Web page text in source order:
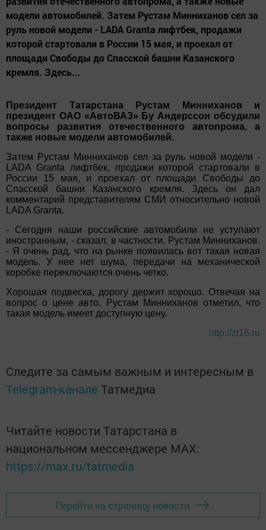
модели автомобилей. Затем Рустам Минниханов сел за
руль новой модели - LADA Granta лифтбек, продажи
которой стартовали в России 15 мая, и проехал от
площади Свободы до Спасской башни Казанского
кремля. Здесь...
Президент Татарстана Рустам Минниханов и
президент ОАО «АвтоВАЗ» Бу Андерссон обсудили
вопросы развития отечественного автопрома, а
также новые модели автомобилей.
Затем Рустам Минниханов сел за руль новой модели -
LADA Granta лифтбек, продажи которой стартовали в
России 15 мая, и проехал от площади Свободы до
Спасской башни Казанского кремля. Здесь он дал
комментарий представителям СМИ относительно новой
LADA Granta.
- Сегодня наши российские автомобили не уступают
иностранным, - сказал, в частности, Рустам Минниханов.
- Я очень рад, что на рынке появилась вот такая новая
модель. У нее нет шума, передачи на механической
коробке переключаются очень четко.
Хорошая подвеска, дорогу держит хорошо. Отвечая на
вопрос о цене авто, Рустам Минниханов отметил, что
такая модель имеет доступную цену.
http://zt16.ru
Следите за самым важным и интересным в
Telegram-канале Татмедиа
Читайте новости Татарстана в
национальном мессенджере MАХ:
https://max.ru/tatmedia
Перейти на страницу новости